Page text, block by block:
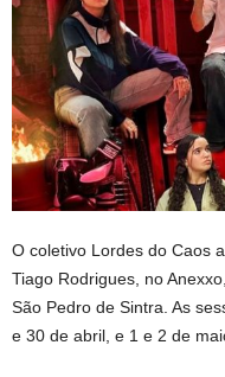
O coletivo Lordes do Caos
Tiago Rodrigues, no
São Pedro de Sintra. As
e 30 de abril, e 1 e 2 de